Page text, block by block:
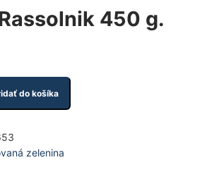
450 g.
do košíka
zelenina